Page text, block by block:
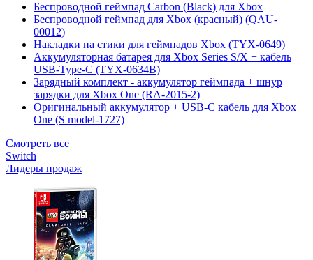
Беспроводной геймпад Carbon (Black) для Xbox
Беспроводной геймпад для Xbox (красный) (QAU-
00012)
Накладки на стики для геймпадов Xbox (TYX-0649)
Аккумуляторная батарея для Xbox Series S/X + кабель
USB-Type-C (TYX-0634B)
Зарядный комплект - аккумулятор геймпада + шнур
зарядки для Xbox One (RA-2015-2)
Оригинальный аккумулятор + USB-C кабель для Xbox
One (S model-1727)
Смотреть все
Switch
Лидеры продаж